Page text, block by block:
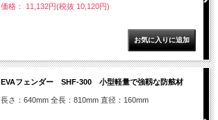
価格： 11,132円(税抜 10,120円)
EVAフェンダー SHF-300 小型軽量で強靱な防舷材
長さ：640mm 全長：810mm 直径：160mm